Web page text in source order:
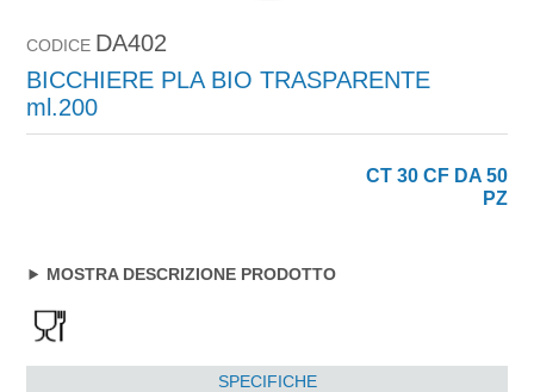
CODICE DA402
BICCHIERE PLA BIO TRASPARENTE
ml.200
CT 30 CF DA 50
PZ
MOSTRA DESCRIZIONE PRODOTTO
SPECIFICHE